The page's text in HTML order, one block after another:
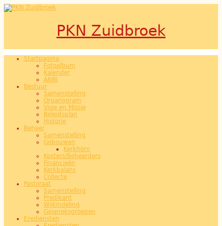
Overslaan en naar de inhoud gaan
PKN Zuidbroek
Hoofdmenu
Startpagina
Fotoalbum
Kalender
ANBI
Bestuur
Samenstelling
Organogram
Visie en Missie
Beleidsplan
Historie
Beheer
Samenstelling
Gebouwen
Kerkhörn
Kosters/Beheerders
Financieën
Kerkbalans
Collecte
Pastoraat
Samenstelling
Predikant
Wijkindeling
Gespreksgroepen
Erediensten